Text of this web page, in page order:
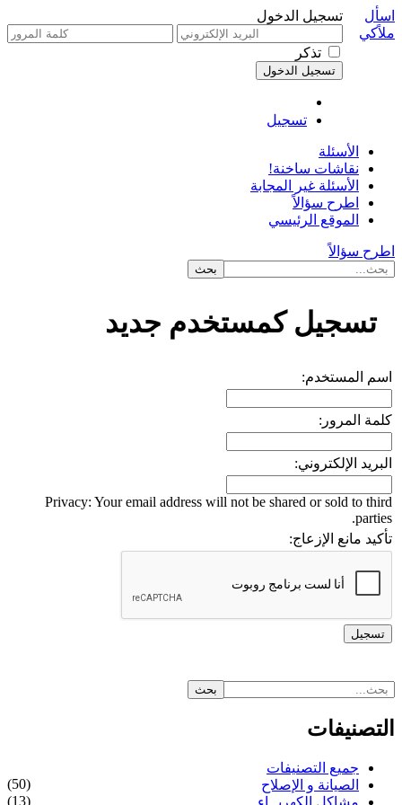
تسجيل الدخول
تذكر
تسجيل
اسأل
ملاًكي
الأسئلة
نقاشات ساخنة!
الأسئلة غير المجابة
اطرح سؤالاً
الموقع الرئيسي
اطرح سؤالاً
تسجيل كمستخدم جديد
اسم المستخدم:
كلمة المرور:
البريد الإلكتروني:
Privacy: Your email address will not be shared or sold to third
parties.
تأكيد مانع الإزعاج:
التصنيفات
جميع التصنيفات
الصيانة و الإصلاح
(50)
(13)